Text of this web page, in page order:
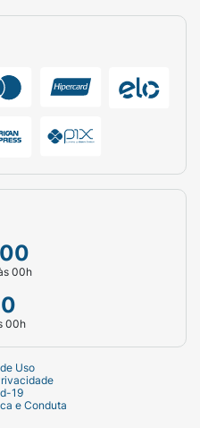
00h
00h
Uso
19
e Conduta